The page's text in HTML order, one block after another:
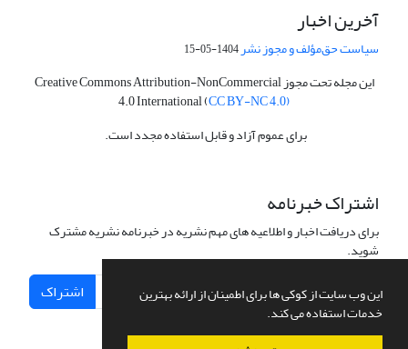
این وب سایت از کوکی ها برای اطمینان از ارائه بهترین
خدمات استفاده می کند.
آخرین اخبار
سیاست حق‌مؤلف و مجوز نشر1404-05-15
این مجله تحت مجوز Creative Commons Attribution-NonCommercial
4.0 International (CC BY-NC 4.0)
برای عموم آزاد و قابل استفاده مجدد است.
اشتراک خبرنامه
برای دریافت اخبار و اطلاعیه های مهم نشریه در خبرنامه نشریه مشترک
شوید.
اشتراک